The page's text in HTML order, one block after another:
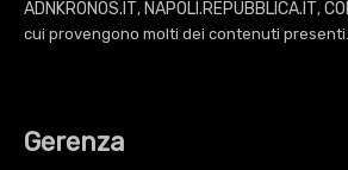
ADNKRONOS.IT, NAPOLI.REPUBBLICA.IT,
cui provengono molti dei contenuti presenti.
Gerenza